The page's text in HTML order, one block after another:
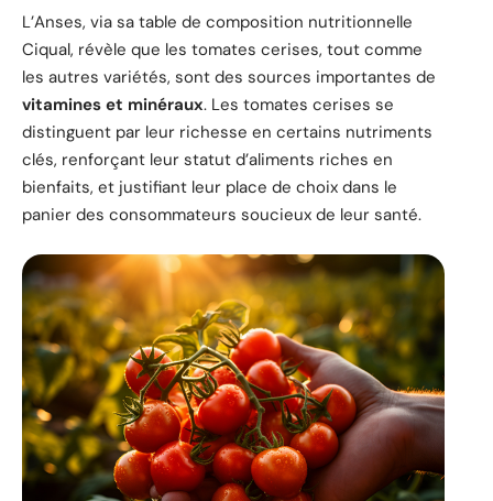
L’Anses, via sa table de composition nutritionnelle
Ciqual, révèle que les tomates cerises, tout comme
les autres variétés, sont des sources importantes de
vitamines et minéraux. Les tomates cerises se
distinguent par leur richesse en certains nutriments
clés, renforçant leur statut d’aliments riches en
bienfaits, et justifiant leur place de choix dans le
panier des consommateurs soucieux de leur santé.